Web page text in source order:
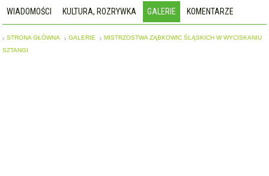
WIADOMOŚCI KULTURA, ROZRYWKA GALERIE KOMENTARZE
STRONA GŁÓWNA GALERIE
MISTRZOSTWA ZĄBKOWIC ŚLĄSKICH W WYCISKANIU
SZTANGI